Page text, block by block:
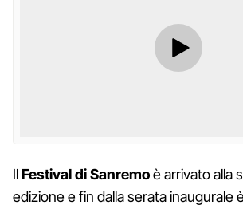
IlFestival di Sanremoè arrivato alla
edizione e fin dalla serata inaugurale